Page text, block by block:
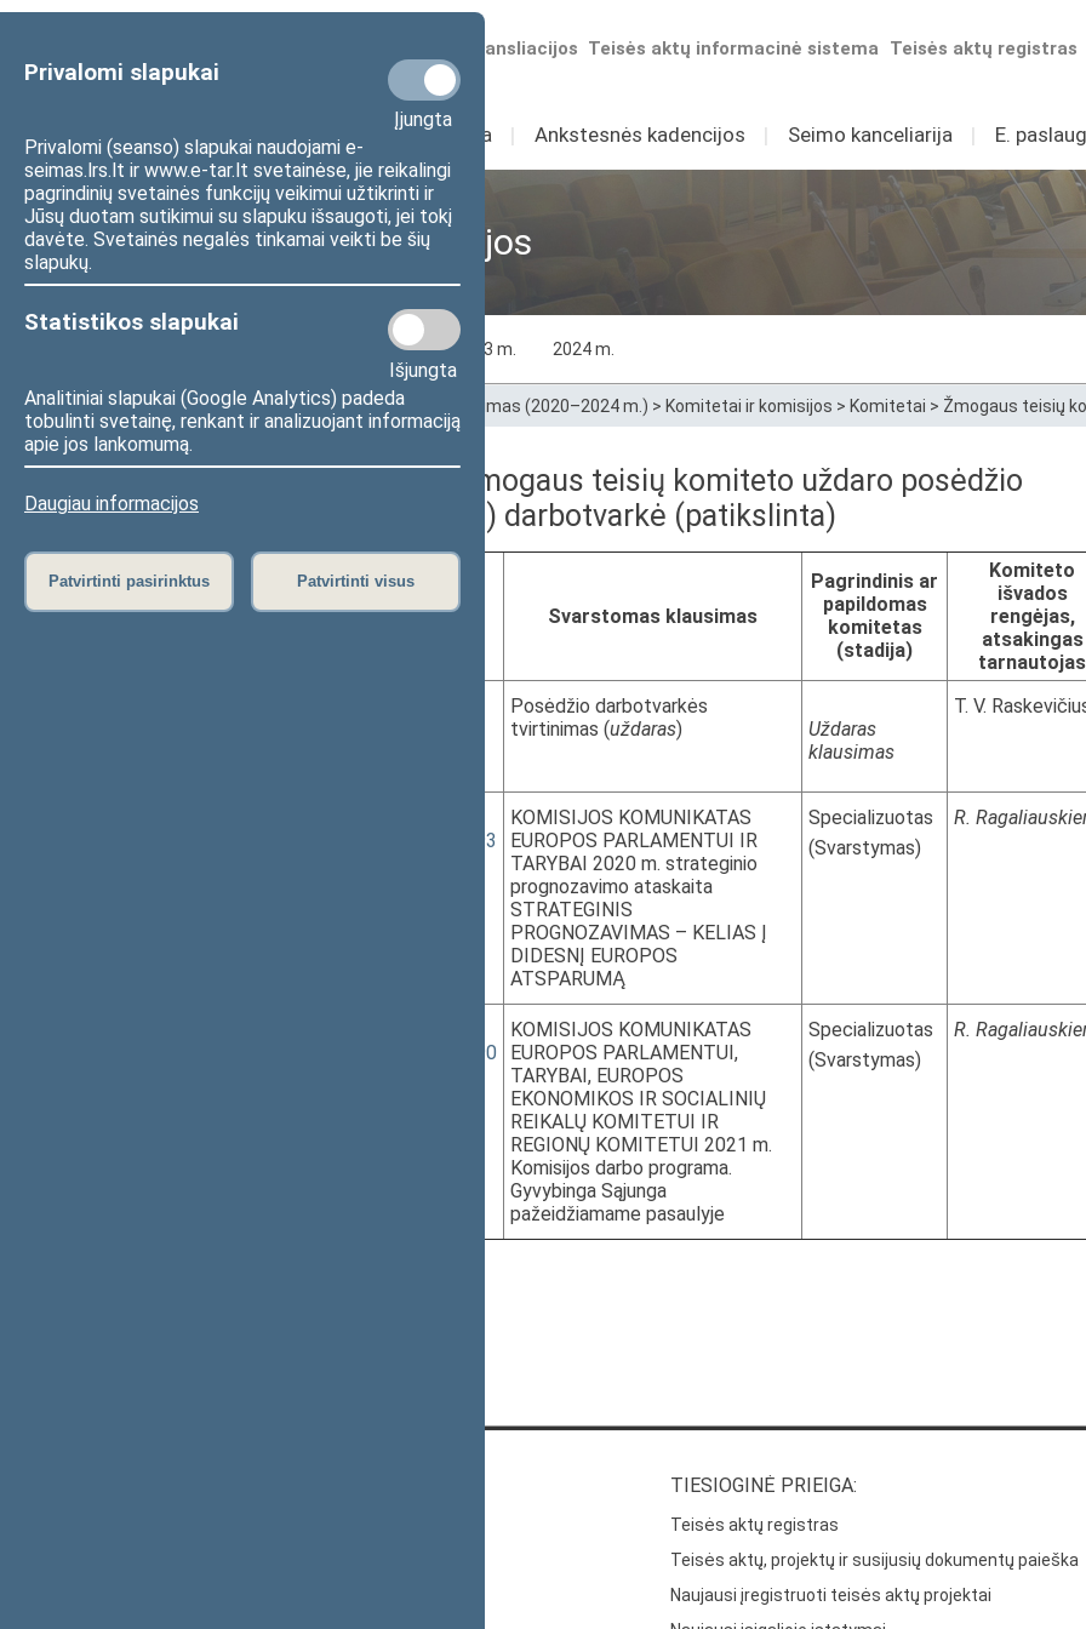
Privalomi slapukai
Įjungta
Privalomi (seanso) slapukai naudojami e-
seimas.lrs.lt ir www.e-tar.lt svetainėse, jie reikalingi
pagrindinių svetainės funkcijų veikimui užtikrinti ir
Jūsų duotam sutikimui su slapuku išsaugoti, jei tokį
davėte. Svetainės negalės tinkamai veikti be šių
slapukų.
Statistikos slapukai
Išjungta
Analitiniai slapukai (Google Analytics) padeda
tobulinti svetainę, renkant ir analizuojant informaciją
apie jos lankomumą.
Daugiau informacijos
Patvirtinti pasirinktus Patvirtinti visus
Teisės aktų registras
Teisės aktų informacinė sistema
Numatomos transliacijos
Sudėtis Veikla I Ankstesnės kadencijos I Seimo kanceliarija I E.
Ankstesnės kadencijos
2022 m. 2023 m. 2024 m.
Pradžia>Ankstesnės kadencijos XIII Seimas (2020–2024 m.) > Komitetai ir komisijos > Komitetai > Žmogaus teisių
2020 m. gruodžio 2 d. Žmogaus teisių komiteto uždaro posėdžio
(uždaro, nuotoliniu būdu) darbotvarkė (patikslinta)
Eil.
Data, laikas,
Projekto Nr. Svarstomas klausimas
Pagrindinis ar
papildomas
komitetas
(stadija)
Komiteto
išvados
rengėjas,
atsakingas
tarnautojas
Posėdžio darbotvarkės
tvirtinimas (uždaras)
Uždaras
klausimas
T. V.
COM/2020/493
KOMISIJOS KOMUNIKATAS
EUROPOS PARLAMENTUI IR
TARYBAI 2020 m. strateginio
prognozavimo ataskaita
STRATEGINIS
PROGNOZAVIMAS – KELIAS Į
DIDESNĮ EUROPOS
ATSPARUMĄ
Specializuotas
(Svarstymas)
R.
COM/2020/690
KOMISIJOS KOMUNIKATAS
EUROPOS PARLAMENTUI,
TARYBAI, EUROPOS
EKONOMIKOS IR SOCIALINIŲ
REIKALŲ KOMITETUI IR
REGIONŲ KOMITETUI 2021 m.
Komisijos darbo programa.
Gyvybinga Sąjunga
pažeidžiamame pasaulyje
Specializuotas
(Svarstymas)
R.
TIESIOGINĖ PRIEIGA:
Teisės aktų registras
Teisės aktų, projektų ir susijusių dokumentų paieška
Naujausi įregistruoti teisės aktų projektai